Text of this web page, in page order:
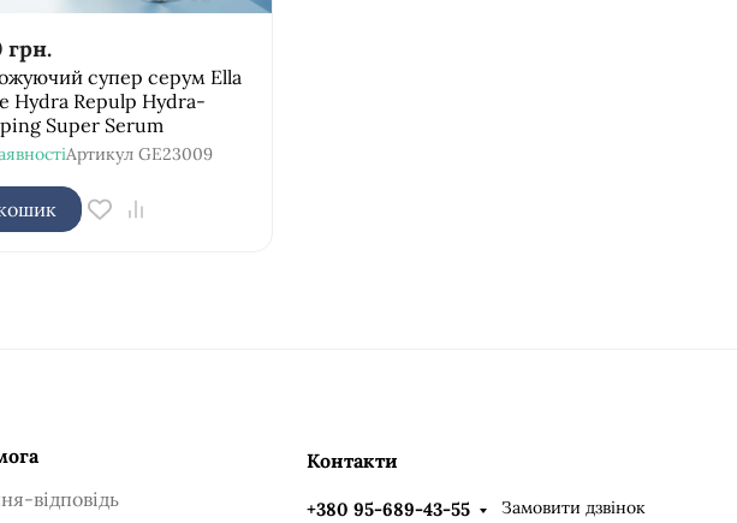
грн.
супер серум Ella
Hydra Repulp Hydra-
Super Serum
Артикул GE23009
відповідь
Контакти
+380 95-689-43-55 Замовити дзвінок